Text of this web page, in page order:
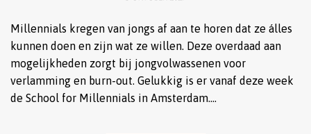
Millennials kregen van jongs af aan te horen dat ze álles
kunnen doen en zijn wat ze willen. Deze overdaad aan
mogelijkheden zorgt bij jongvolwassenen voor
verlamming en burn-out. Gelukkig is er vanaf deze week
de School for Millennials in Amsterdam….